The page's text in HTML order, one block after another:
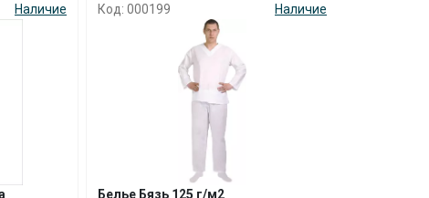
Наличие Код: 000199 Наличие
Белье Бязь 125 г/м2